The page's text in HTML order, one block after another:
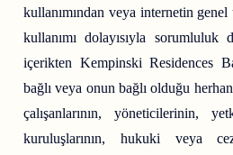
kullanımından veya internetin
kullanımı dolayısıyla
içerikten Kempinski Residences
bağlı veya onun bağlı olduğu
çalışanlarının, yöneticilerinin,
kuruluşlarının, hukuki veya